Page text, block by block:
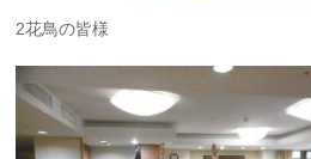
2花鳥の皆様